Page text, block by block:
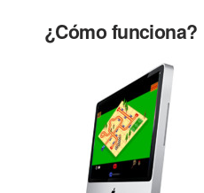
¿Cómo funciona?